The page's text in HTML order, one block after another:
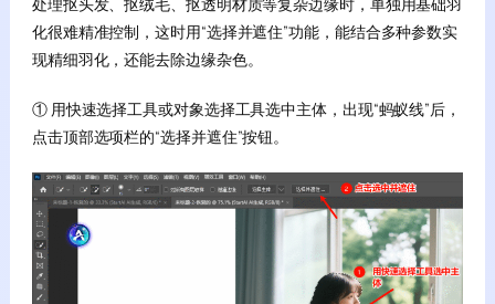
化很难精准控制，这时用“选择并遮住”功能，能结合多种参数实
现精细羽化，还能去除边缘杂色。
① 用快速选择工具或对象选择工具选中主体，出现“蚂蚁线”后，
点击顶部选项栏的“选择并遮住”按钮。